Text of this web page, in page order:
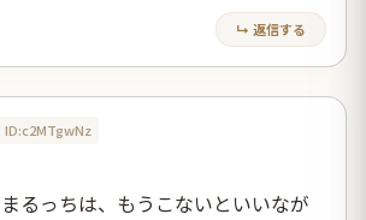
↳ 返信する
ID:c2MTgwNz
るっちは、もうこないといいなが